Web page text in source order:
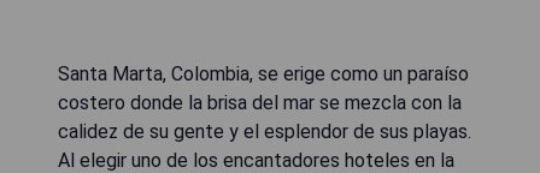
Santa Marta, Colombia, se erige como un paraíso
costero donde la brisa del mar se mezcla con la
calidez de su gente y el esplendor de sus playas.
Al elegir uno de los encantadores hoteles en la